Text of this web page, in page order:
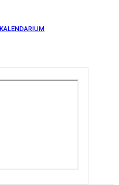
KALENDARIUM